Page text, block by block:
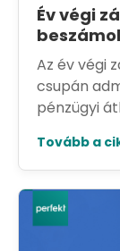
Év végi
Az év végi
csupán
pénzügyi
Tovább a